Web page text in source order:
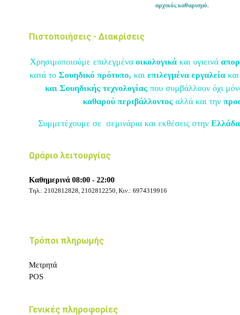
αρχικός καθαρισμό.
Πιστοποιήσεις - Διακρίσεις
Χρησιμοποιούμε επιλεγμέναοικολογικάκαι υγιεινά
κατά το Σουηδικό πρότυπο, και επιλεγμένα εργαλεία και
και Σουηδικής τεχνολογίαςπου συμβάλλουν όχι
καθαρού περιβάλλοντοςαλλά και την
Συμμετέχουμε σε σεμινάρια και εκθέσεις στην Ελλάδα
Ωράριο λειτουργίας
Καθημερινά 08:00 - 22:00
Τηλ.: 2102812828, 2102812250, Κιν.: 6974319916
Τρόποι πληρωμής
Μετρητά
POS
Γενικές πληροφορίες